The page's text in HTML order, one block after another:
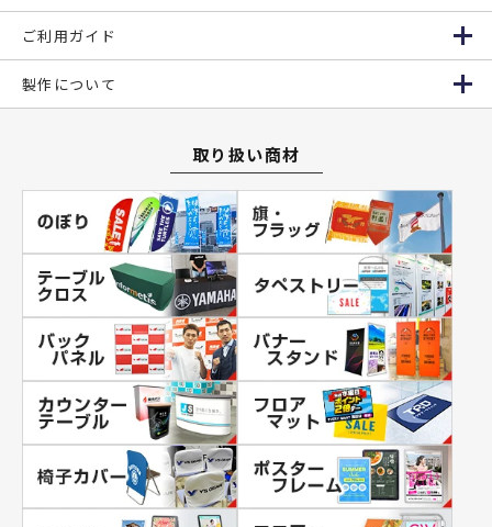
ご利用ガイド
製作について
取り扱い商材